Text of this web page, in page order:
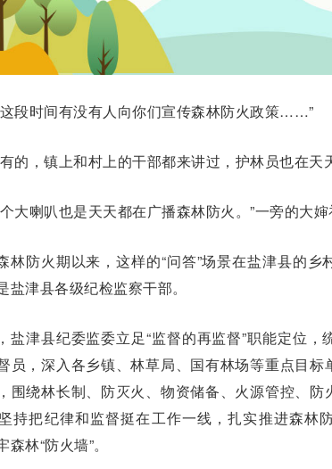
段时间有没有人向你们宣传森林防火政策……”
的，镇上和村上的干部都来讲过，护林员也在
大喇叭也是天天都在广播森林防火。”一旁的大婶
林防火期以来，这样的“问答”场景在盐津县的
盐津县各级纪检监察干部。
盐津县纪委监委立足“监督的再监督”职能定位，
员，深入各乡镇、林草局、国有林场等重点目
围绕林长制、防灭火、物资储备、火源管控、
持把纪律和监督挺在工作一线，扎实推进森林
林“防火墙”。